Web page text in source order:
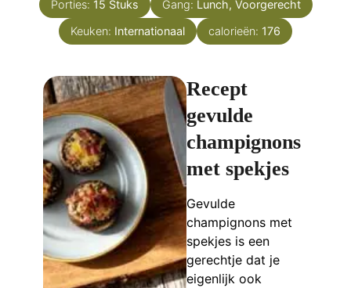
Porties: 15 Stuks Gang: Lunch, Voorgerecht
Keuken: Internationaal calorieën: 176
Recept
gevulde
champignons
met spekjes
Gevulde
champignons met
spekjes is een
gerechtje dat je
eigenlijk ook